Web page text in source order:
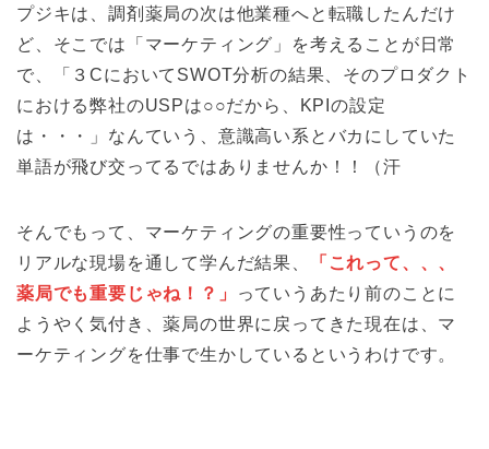
プジキは、調剤薬局の次は他業種へと転職したんだけ
ど、そこでは「マーケティング」を考えることが日常
で、「３CにおいてSWOT分析の結果、そのプロダクト
における弊社のUSPは○○だから、KPIの設定
は・・・」なんていう、意識高い系とバカにしていた
単語が飛び交ってるではありませんか！！（汗
そんでもって、マーケティングの重要性っていうのを
リアルな現場を通して学んだ結果、
「これって、、、
薬局でも重要じゃね！？」
っていうあたり前のことに
ようやく気付き、薬局の世界に戻ってきた現在は、マ
ーケティングを仕事で生かしているというわけです。